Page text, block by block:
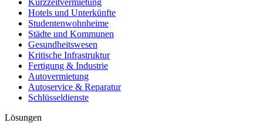
Hotels und Unterkünfte
Studentenwohnheime
Städte und Kommunen
Gesundheitswesen
Kritische Infrastruktur
Fertigung & Industrie
Autovermietung
Autoservice & Reparatur
Schlüsseldienste
Lösungen